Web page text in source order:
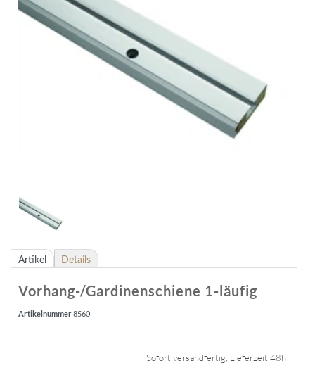
Artikel Details
Vorhang-/Gardinenschiene 1-läufig
Artikelnummer8560
Sofort versandfertig, Lieferzeit 48h